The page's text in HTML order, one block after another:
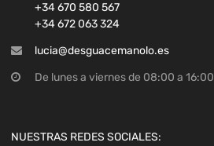
+34 670 580 567
+34 672 063 324
lucia@desguacemanolo.es
De lunes a viernes de 08:00 a 16:00
NUESTRAS REDES SOCIALES: